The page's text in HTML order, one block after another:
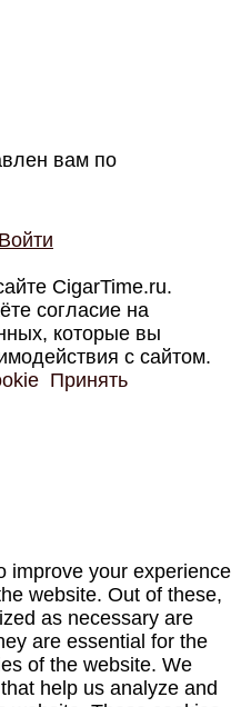
вам по
Войти
CigarTime.ru.
согласие на
которые вы
с сайтом.
Принять
improve your experience
website. Out of these,
as necessary are
are essential for the
of the website. We
help us analyze and